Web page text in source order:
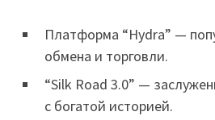
Платформа “Hydra” —
обмена и торговли.
“Silk Road 3.0” —
с богатой историей.